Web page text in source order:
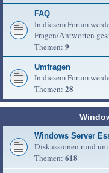
FAQ
In diesem Forum
Fragen/Antworten
Themen: 9
Umfragen
In diesem Forum
Themen: 28
Windows Server
Diskussionen rund
Themen: 618